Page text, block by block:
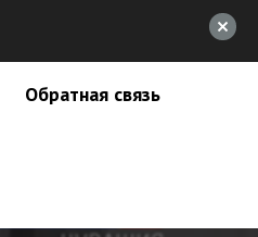
Обратная связь